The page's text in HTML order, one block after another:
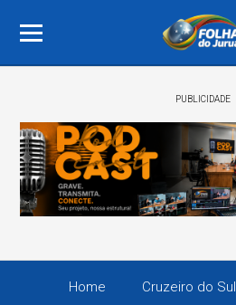
PUBLICIDADE
Home Cruzeiro do Sul